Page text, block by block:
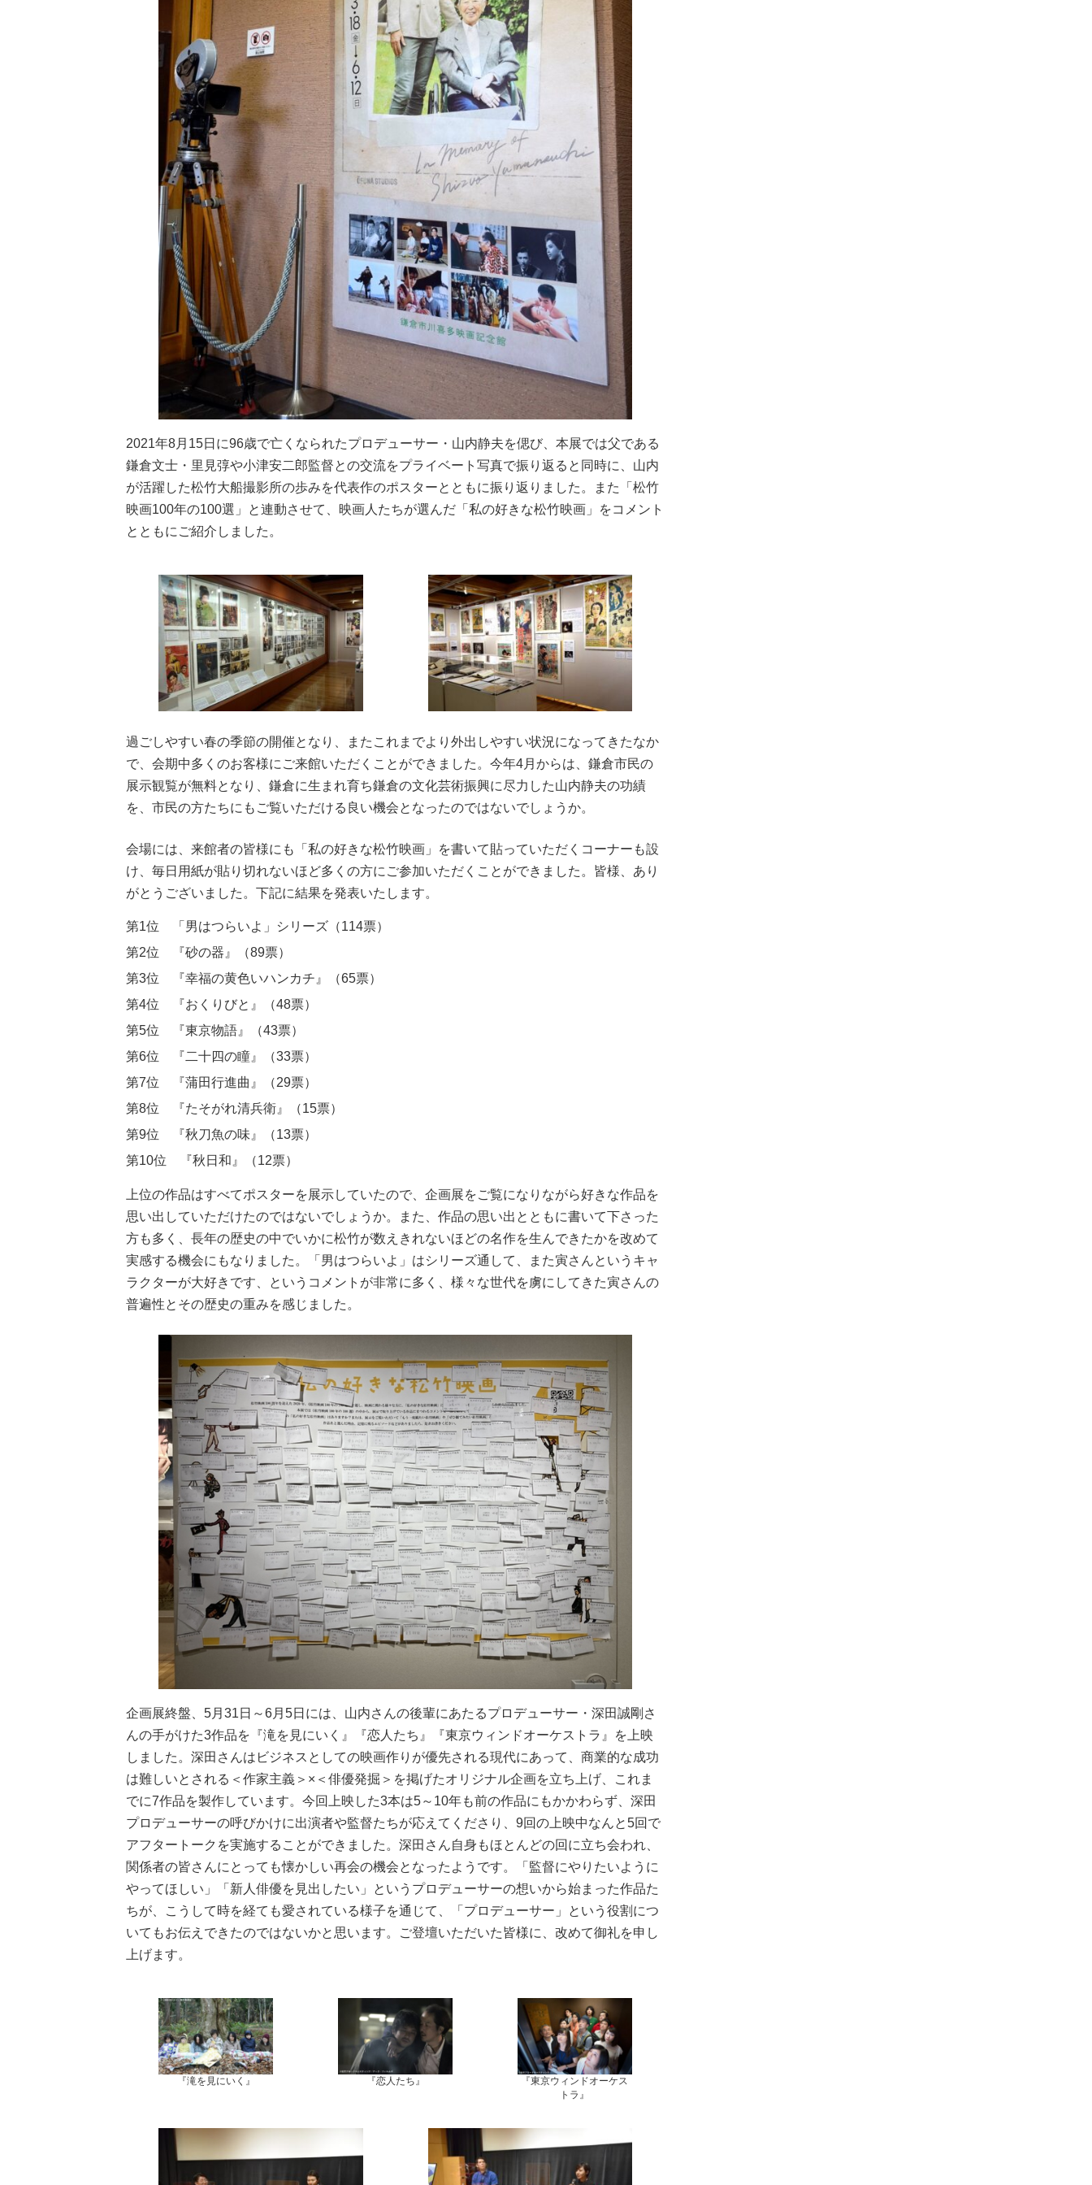
2021年8月15日に96歳で亡くなられたプロデューサー・山内静夫を偲び、本展では父である
鎌倉文士・里見弴や小津安二郎監督との交流をプライベート写真で振り返ると同時に、山内
が活躍した松竹大船撮影所の歩みを代表作のポスターとともに振り返りました。また「松竹
映画100年の100選」と連動させて、映画人たちが選んだ「私の好きな松竹映画」をコメント
とともにご紹介しました。
過ごしやすい春の季節の開催となり、またこれまでより外出しやすい状況になってきたなか
で、会期中多くのお客様にご来館いただくことができました。今年4月からは、鎌倉市民の
展示観覧が無料となり、鎌倉に生まれ育ち鎌倉の文化芸術振興に尽力した山内静夫の功績
を、市民の方たちにもご覧いただける良い機会となったのではないでしょうか。
会場には、来館者の皆様にも「私の好きな松竹映画」を書いて貼っていただくコーナーも設
け、毎日用紙が貼り切れないほど多くの方にご参加いただくことができました。皆様、あり
がとうございました。下記に結果を発表いたします。
第1位 「男はつらいよ」シリーズ（114票）
第2位 『砂の器』（89票）
第3位 『幸福の黄色いハンカチ』（65票）
第4位 『おくりびと』（48票）
第5位 『東京物語』（43票）
第6位 『二十四の瞳』（33票）
第7位 『蒲田行進曲』（29票）
第8位 『たそがれ清兵衛』（15票）
第9位 『秋刀魚の味』（13票）
第10位 『秋日和』（12票）
上位の作品はすべてポスターを展示していたので、企画展をご覧になりながら好きな作品を
思い出していただけたのではないでしょうか。また、作品の思い出とともに書いて下さった
方も多く、長年の歴史の中でいかに松竹が数えきれないほどの名作を生んできたかを改めて
実感する機会にもなりました。「男はつらいよ」はシリーズ通して、また寅さんというキャ
ラクターが大好きです、というコメントが非常に多く、様々な世代を虜にしてきた寅さんの
普遍性とその歴史の重みを感じました。
企画展終盤、5月31日～6月5日には、山内さんの後輩にあたるプロデューサー・深田誠剛さ
んの手がけた3作品を『滝を見にいく』『恋人たち』『東京ウィンドオーケストラ』を上映
しました。深田さんはビジネスとしての映画作りが優先される現代にあって、商業的な成功
は難しいとされる＜作家主義＞×＜俳優発掘＞を掲げたオリジナル企画を立ち上げ、これま
でに7作品を製作しています。今回上映した3本は5～10年も前の作品にもかかわらず、深田
プロデューサーの呼びかけに出演者や監督たちが応えてくださり、9回の上映中なんと5回で
アフタートークを実施することができました。深田さん自身もほとんどの回に立ち会われ、
関係者の皆さんにとっても懐かしい再会の機会となったようです。「監督にやりたいように
やってほしい」「新人俳優を見出したい」というプロデューサーの想いから始まった作品た
ちが、こうして時を経ても愛されている様子を通じて、「プロデューサー」という役割につ
いてもお伝えできたのではないかと思います。ご登壇いただいた皆様に、改めて御礼を申し
上げます。
『滝を見にいく』 『恋人たち』
『東京ウィンドオーケス
トラ』